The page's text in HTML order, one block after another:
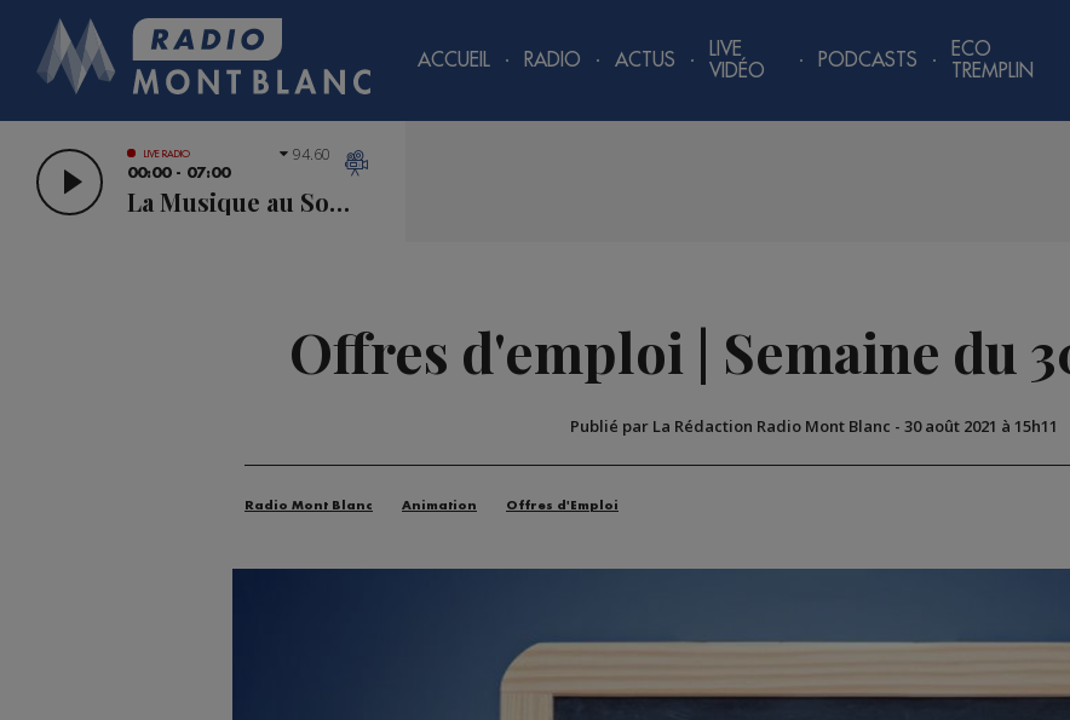
ACCUEIL RADIO ACTUS
LIVE
VIDÉO
PODCASTS
ECO
TREMPLIN
LIVE RADIO
00:00 - 07:00
La Musique au Sommet
94.60
Offres d'emploi | Semaine du
Publié par La Rédaction Radio Mont Blanc - 30 août 2021 à 15h11
Radio Mont Blanc Animation Offres d'Emploi